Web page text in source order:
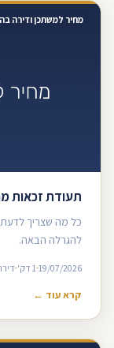
מחיר למשתכן ודירה
תעודת זכאות
כל מה שצריך
להגרלה הבאה.
19/07/2026 1 דק'
קרא עוד ←